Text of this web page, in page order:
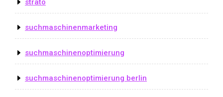
suchmaschinenmarketing
suchmaschinenoptimierung
suchmaschinenoptimierung berlin